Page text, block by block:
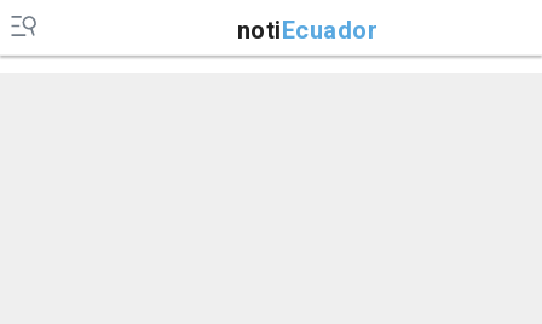
notiEcuador